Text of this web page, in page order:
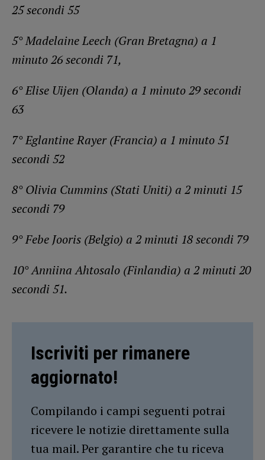
25 secondi 55
5° Madelaine Leech (Gran Bretagna) a 1
minuto 26 secondi 71,
6° Elise Uijen (Olanda) a 1 minuto 29 secondi
63
7° Eglantine Rayer (Francia) a 1 minuto 51
secondi 52
8° Olivia Cummins (Stati Uniti) a 2 minuti 15
secondi 79
9° Febe Jooris (Belgio) a 2 minuti 18 secondi 79
10° Anniina Ahtosalo (Finlandia) a 2 minuti 20
secondi 51.
Iscriviti per rimanere
aggiornato!
Compilando i campi seguenti potrai
ricevere le notizie direttamente sulla
tua mail. Per garantire che tu riceva